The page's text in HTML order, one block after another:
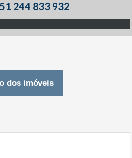
244 833 932
dos imóveis